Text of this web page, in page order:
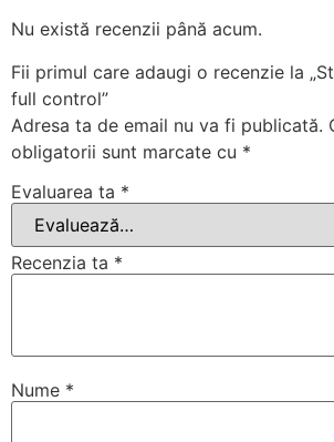
Nu există recenzii până acum.
Fii primul care adaugi o recenzie la
full control”
Adresa ta de email nu va fi publicată.
obligatorii sunt marcate cu *
Evaluarea ta *
Recenzia ta *
Nume *